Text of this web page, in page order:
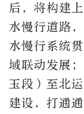
后，将构建
水慢行道路
水慢行系统
域联动发展
玉段）至北
建设，打通